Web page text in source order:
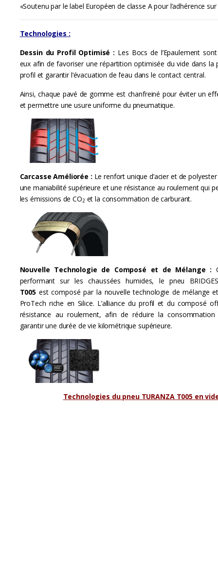
b
s
«Soutenu par le label Européen de classe A pour l’adhérence
Technologies :
Dessin du Profil Optimisé : Les Bocs de l’Epaulement
eux afin de favoriser une répartition optimisée du vide dans la
profil et garantir l’évacuation de l’eau dans le contact central.
Ainsi, chaque pavé de gomme est chanfreiné pour éviter un effet
et permettre une usure uniforme du pneumatique.
Carcasse Améliorée : Le renfort unique d’acier et de
une maniabilité supérieure et une résistance au roulement qui
les émissions de CO2 et la consommation de carburant.
Nouvelle Technologie de Composé et de Mélange :
performant sur les chaussées humides, le pneu
T005est composé par la nouvelle technologie de mélange
ProTech riche en Silice. L’alliance du profil et du composé
résistance au roulement, afin de réduire la
garantir une durée de vie kilométrique supérieure.
Technologies du pneu TURANZA T005 en